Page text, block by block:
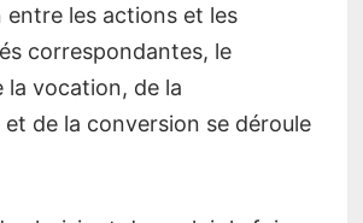
entre les actions et les
correspondantes, le
la vocation, de la
de la conversion se déroule